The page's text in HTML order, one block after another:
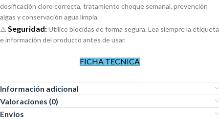
dosificación cloro correcta, tratamiento choque semanal, prevención
algas y conservación agua limpia.
⚠️ Seguridad:Utilice biocidas de forma segura. Lea siempre la etiqueta
e información del producto antes de usar.
FICHA TECNICA
Información adicional
Valoraciones (0)
Envíos